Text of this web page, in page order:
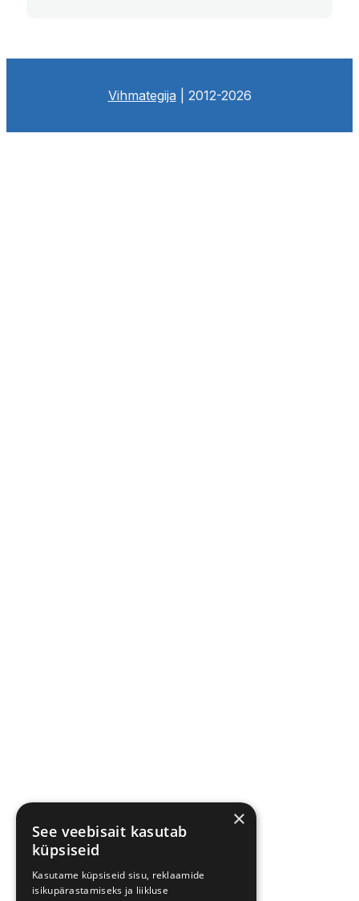
Vihmategija | 2012-2026
×
See veebisait kasutab
küpsiseid
Kasutame küpsiseid sisu, reklaamide
isikupärastamiseks ja liikluse